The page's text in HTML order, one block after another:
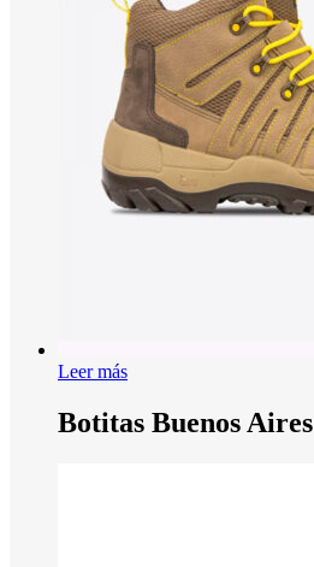
Leer más
Botitas Buenos Aires